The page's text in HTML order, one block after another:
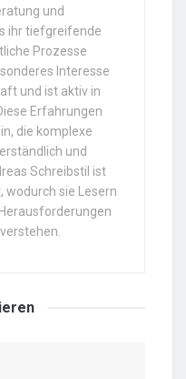
und
ihr tiefgreifende
Prozesse
Interesse
und ist aktiv in
Erfahrungen
die komplexe
und
Schreibstil ist
sie Lesern